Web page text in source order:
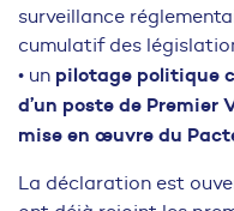
surveillance
cumulatif des
• un pilotage politique
d’un poste de Premier
mise en œuvre du
La déclaration est